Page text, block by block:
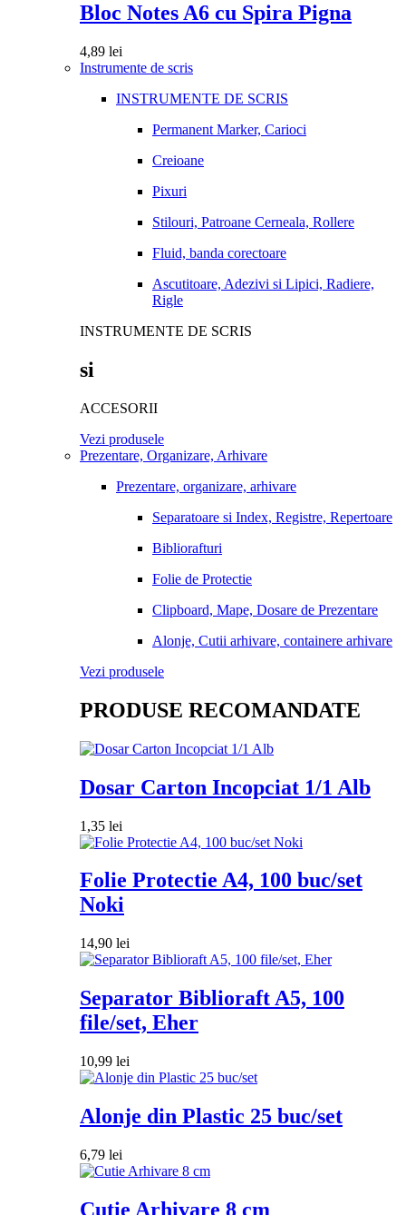
Bloc Notes A6 cu Spira Pigna
4,89 lei
Instrumente de scris
INSTRUMENTE DE SCRIS
Permanent Marker, Carioci
Creioane
Pixuri
Stilouri, Patroane Cerneala, Rollere
Fluid, banda corectoare
Ascutitoare, Adezivi si Lipici, Radiere,
Rigle
INSTRUMENTE DE SCRIS
si
ACCESORII
Vezi produsele
Prezentare, Organizare, Arhivare
Prezentare, organizare, arhivare
Separatoare si Index, Registre, Repertoare
Bibliorafturi
Folie de Protectie
Clipboard, Mape, Dosare de Prezentare
Alonje, Cutii arhivare, containere arhivare
Vezi produsele
PRODUSE RECOMANDATE
Dosar Carton Incopciat 1/1 Alb
1,35 lei
Folie Protectie A4, 100 buc/set
Noki
14,90 lei
Separator Biblioraft A5, 100
file/set, Eher
10,99 lei
Alonje din Plastic 25 buc/set
6,79 lei
Cutie Arhivare 8 cm